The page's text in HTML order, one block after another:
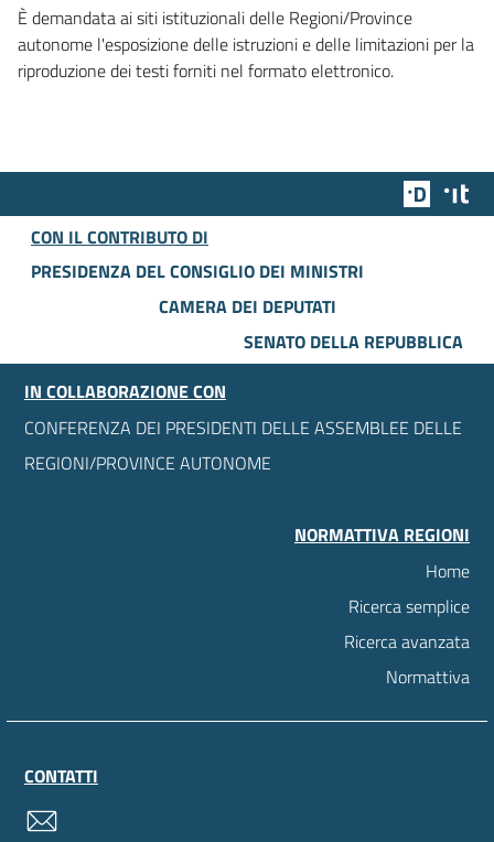
È demandata ai siti istituzionali delle Regioni/Province
autonome l'esposizione delle istruzioni e delle limitazioni per la
riproduzione dei testi forniti nel formato elettronico.
Team
CON IL CONTRIBUTO DI
PRESIDENZA DEL CONSIGLIO DEI MINISTRI
CAMERA DEI DEPUTATI
SENATO DELLA REPUBBLICA
IN COLLABORAZIONE CON
CONFERENZA DEI PRESIDENTI DELLE ASSEMBLEE DELLE
REGIONI/PROVINCE AUTONOME
NORMATTIVA REGIONI
Home
Ricerca semplice
Ricerca avanzata
Normattiva
CONTATTI